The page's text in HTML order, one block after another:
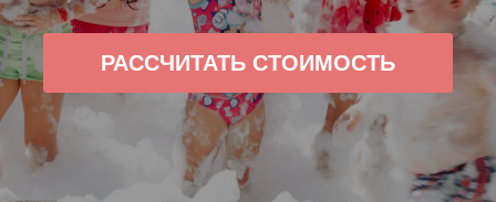
РАССЧИТАТЬ СТОИМОСТЬ